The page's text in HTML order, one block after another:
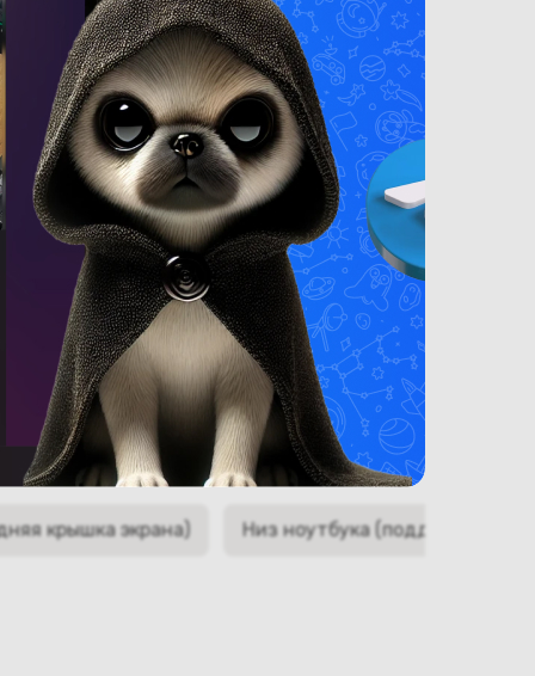
крышка экрана) Низ ноутбука (поддон,